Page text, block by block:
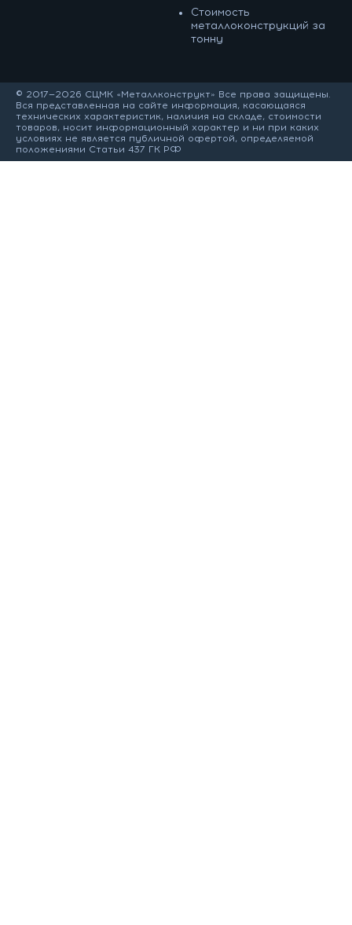
Cтоимость
металлоконструкций за
тонну
© 2017—2026 СЦМК «Металлконструкт» Все права защищены.
Вся представленная на сайте информация, касающаяся
технических характеристик, наличия на складе, стоимости
товаров, носит информационный характер и ни при каких
условиях не является публичной офертой, определяемой
положениями Статьи 437 ГК РФ